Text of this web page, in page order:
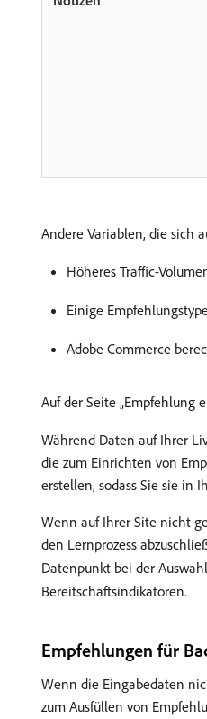
Andere Variablen, die sich
Höheres Traffic-
Einige
Adobe Commerce
Auf der Seite „Empfehlung
Während Daten auf Ihrer
die zum Einrichten von
erstellen, sodass Sie sie in
Wenn auf Ihrer Site nicht
den Lernprozess
Datenpunkt bei der
Bereitschaftsindikatoren.
Empfehlungen für
Wenn die Eingabedaten
zum Ausfüllen von